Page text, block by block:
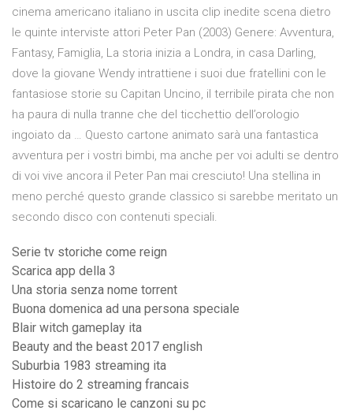
cinema americano italiano in uscita clip inedite scena dietro
le quinte interviste attori Peter Pan (2003) Genere: Avventura,
Fantasy, Famiglia, La storia inizia a Londra, in casa Darling,
dove la giovane Wendy intrattiene i suoi due fratellini con le
fantasiose storie su Capitan Uncino, il terribile pirata che non
ha paura di nulla tranne che del ticchettio dell’orologio
ingoiato da … Questo cartone animato sarà una fantastica
avventura per i vostri bimbi, ma anche per voi adulti se dentro
di voi vive ancora il Peter Pan mai cresciuto! Una stellina in
meno perché questo grande classico si sarebbe meritato un
secondo disco con contenuti speciali.
Serie tv storiche come reign
Scarica app della 3
Una storia senza nome torrent
Buona domenica ad una persona speciale
Blair witch gameplay ita
Beauty and the beast 2017 english
Suburbia 1983 streaming ita
Histoire do 2 streaming francais
Come si scaricano le canzoni su pc